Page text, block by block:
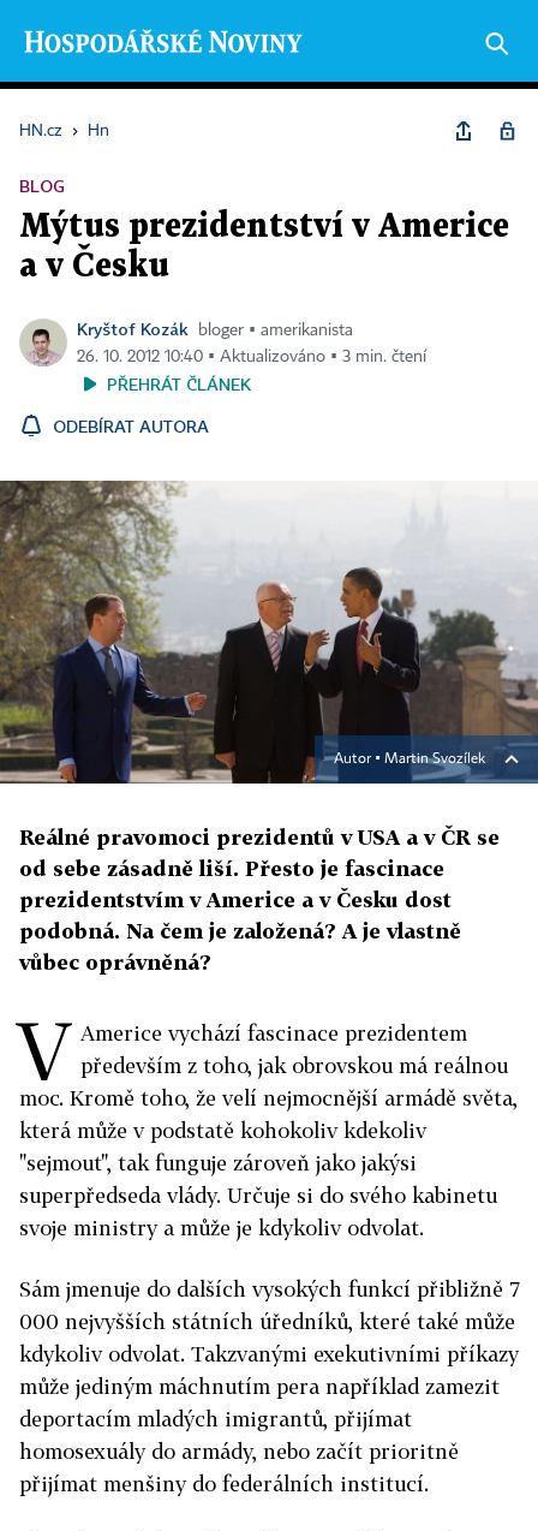
HN.cz › Hn
BLOG
Mýtus prezidentství v Americe
a v Česku
Kryštof Kozák
bloger ▪ amerikanista
26. 10. 2012 10:40 ▪ Aktualizováno ▪ 3 min. čtení
PŘEHRÁT ČLÁNEK
ODEBÍRAT AUTORA
Autor ▪ Martin Svozílek
Reálné pravomoci prezidentů v USA a v ČR se
od sebe zásadně liší. Přesto je fascinace
prezidentstvím v Americe a v Česku dost
podobná. Na čem je založená? A je vlastně
vůbec oprávněná?
V Americe vychází fascinace prezidentem
především z toho, jak obrovskou má reálnou
moc. Kromě toho, že velí nejmocnější armádě světa,
která může v podstatě kohokoliv kdekoliv
"sejmout", tak funguje zároveň jako jakýsi
superpředseda vlády. Určuje si do svého kabinetu
svoje ministry a může je kdykoliv odvolat.
Sám jmenuje do dalších vysokých funkcí přibližně 7
000 nejvyšších státních úředníků, které také může
kdykoliv odvolat. Takzvanými exekutivními příkazy
může jediným máchnutím pera například zamezit
deportacím mladých imigrantů, přijímat
homosexuály do armády, nebo začít prioritně
přijímat menšiny do federálních institucí.